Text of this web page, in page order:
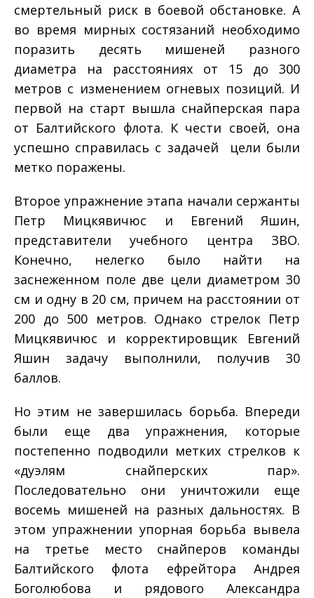
смертельный риск в боевой обстановке. А
во время мирных состязаний необходимо
поразить десять мишеней разного
диаметра на расстояниях от 15 до 300
метров с изменением огневых позиций. И
первой на старт вышла снайперская пара
от Балтийского флота. К чести своей, она
успешно справилась с задачей ­ цели были
метко поражены.
Второе упражнение этапа начали сержанты
Петр Мицкявичюс и Евгений Яшин,
представители учебного центра ЗВО.
Конечно, нелегко было найти на
заснеженном поле две цели диаметром 30
см и одну в 20 см, причем на расстоянии от
200 до 500 метров. Однако стрелок Петр
Мицкявичюс и корректировщик Евгений
Яшин задачу выполнили, получив 30
баллов.
Но этим не завершилась борьба. Впереди
были еще два упражнения, которые
постепенно подводили метких стрелков к
«дуэлям снайперских пар».
Последовательно они уничтожили еще
восемь мишеней на разных дальностях. В
этом упражнении упорная борьба вывела
на третье место снайперов команды
Балтийского флота ефрейтора Андрея
Боголюбова и рядового Александра